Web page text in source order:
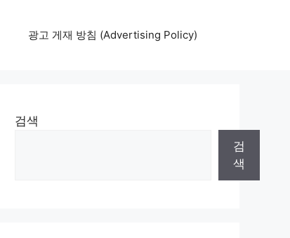
광고 게재 방침 (Advertising Policy)
검색
검
색